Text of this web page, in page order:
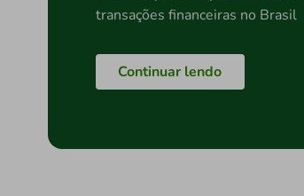
transações financeiras no Brasil
Continuar lendo